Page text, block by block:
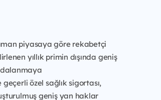
piyasaya göre rekabetçi
yıllık primin dışında geniş
geçerli özel sağlık sigortası,
geniş yan haklar